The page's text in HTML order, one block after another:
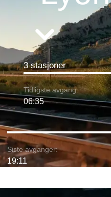
3 stasjoner
Tidligste avgang:
06:35
Siste avganger:
19:11